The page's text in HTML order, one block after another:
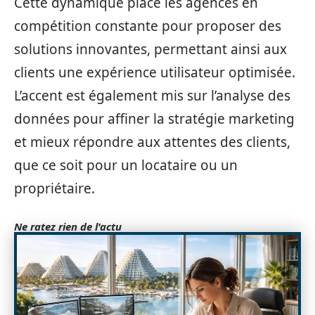
compétition constante pour proposer des
solutions innovantes, permettant ainsi aux
clients une expérience utilisateur optimisée.
L’accent est également mis sur l’analyse des
données pour affiner la stratégie marketing
et mieux répondre aux attentes des clients,
que ce soit pour un locataire ou un
propriétaire.
Ne ratez rien de l'actu